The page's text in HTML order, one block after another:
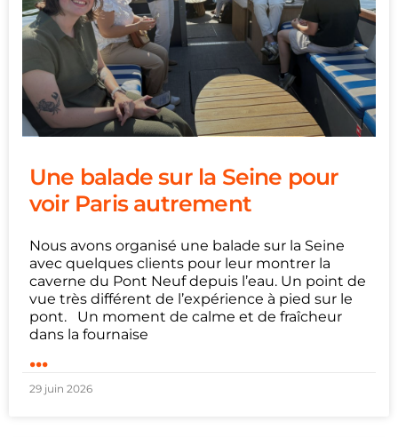
Une balade sur la Seine pour
voir Paris autrement
Nous avons organisé une balade sur la Seine
avec quelques clients pour leur montrer la
caverne du Pont Neuf depuis l’eau. Un point de
vue très différent de l’expérience à pied sur le
pont. Un moment de calme et de fraîcheur
dans la fournaise
...
29 juin 2026